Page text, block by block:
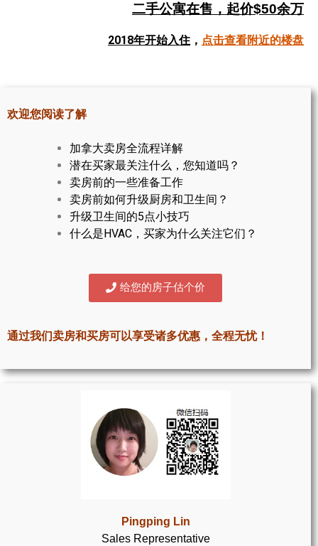
楼花地图
楼花转让专区
多伦多市中心楼花项目
怡陶碧谷楼花项目
北约克楼花项目
世嘉堡楼花项目
奥克维尔社区介绍
奥克维尔楼花项目
二手公寓在售，起价$50余万
2018年开始入住 ， 点击查看附近的楼盘
欢迎您阅读了解
加拿大卖房全流程详解
潜在买家最关注什么，您知道吗？
卖房前的一些准备工作
卖房前如何升级厨房和卫生间？
升级卫生间的5点小技巧
什么是HVAC，买家为什么关注它们？
给您的房子估个价
通过我们卖房和买房可以享受诸多优惠，全程无忧！
Pingping Lin
Sales Representative